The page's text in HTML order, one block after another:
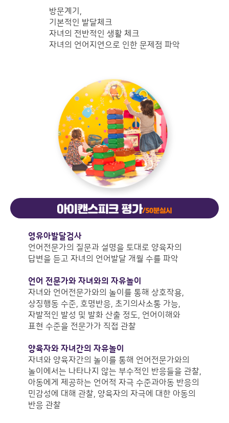
방문계기,
기본적인 발달체크
자녀의 전반적인 생활 체크
자녀의 언어지연으로 인한 문제점 파악
영유아발달검사
언어전문가의 질문과 설명을 토대로 양육자의
답변을 듣고 자녀의 언어발달 개월 수를 파악
언어 전문가와 자녀와의 자유놀이
자녀와 언어전문가와의 놀이를 통해 상호작용,
상징행동 수준, 호명반응, 초기의사소통 가능,
자발적인 발성 및 발화 산출 정도, 언어이해와
표현 수준을 전문가가 직접 관찰
양육자와 자녀간의 자유놀이
자녀와 양육자간의 놀이를 통해 언어전문가와의
놀이에서는 나타나지 않는 부수적인 반응들을 관찰,
아동에게 제공하는 언어적 자극 수준과아동 반응의
민감성에 대해 관찰, 양육자의 자극에 대한 아동의
반응 관찰